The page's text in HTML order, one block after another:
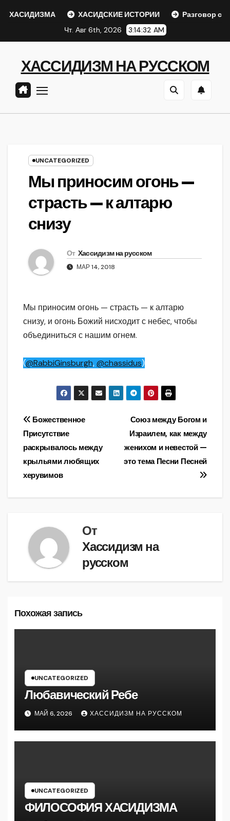
ХАСИДСКИЕ ИСТОРИИ
Разговор с
Чт. Авг 6th, 2026
3:14:32 AM
ХАССИДИЗМ НА РУССКОМ
UNCATEGORIZED
Мы приносим огонь —
страсть — к алтарю
снизу
От Хассидизм на русском
МАР 14, 2018
Мы приносим огонь — страсть — к алтарю
снизу, и огонь Божий нисходит с небес, чтобы
объединиться с нашим огнем.
(@RabbiGinsburgh,@chassidus)
Навигация
по
записям
Союз между Богом и
Израилем, как между
женихом и невестой —
это тема Песни Песней
Божественное
Присутствие
раскрывалось между
крыльями любящих
херувимов
От
Хассидизм на
русском
Похожая запись
UNCATEGORIZED
Любавический Ребе
МАЙ 6, 2026 ХАССИДИЗМ НА РУССКОМ
UNCATEGORIZED
ФИЛОСОФИЯ ХАСИДИЗМА